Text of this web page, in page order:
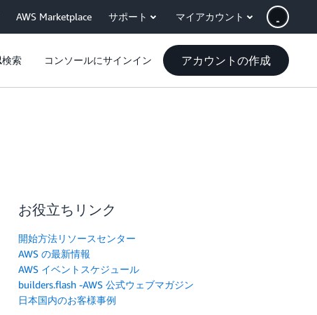
AWS Marketplace サポート マイアカウント
検索 コンソールにサインイン アカウントの作成
お役立ちリンク
開始方法リソースセンター
AWS の最新情報
AWS イベントスケジュール
builders.flash -AWS 公式ウェブマガジン
日本国内のお客様事例